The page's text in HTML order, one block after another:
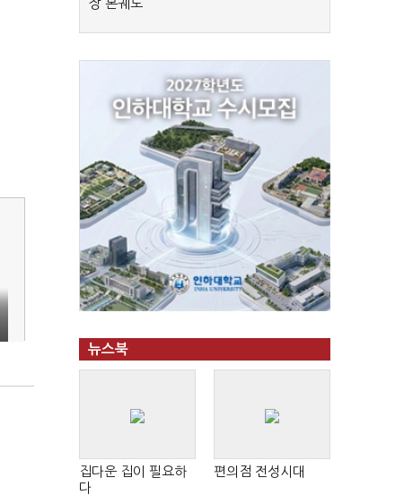
장 본궤도
뉴스북
집다운 집이 필요하
다
편의점 전성시대